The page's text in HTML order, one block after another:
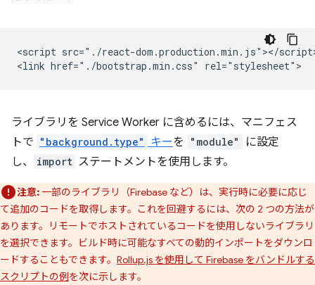
<script src="./react-dom.production.min.js"></
ライブラリを Service Worker に含めるには、マニフェス
トで "background.type" キーを "module"
に設定
し、
import ステートメントを使用します。
注意: 一部のライブラリ（Firebase など）は、実行時に必要に応じ
て追加のコードを取得します。これを回避するには、次の 2 つの方法が
あります。リモートでホストされているコードを使用しないライブラリ
を選択できます。ビルド時に可能なすべての動的インポートをダウンロ
ードすることもできます。 Rollup.js を使用して Firebase をバンドルする
スクリプトの例を次に示します。